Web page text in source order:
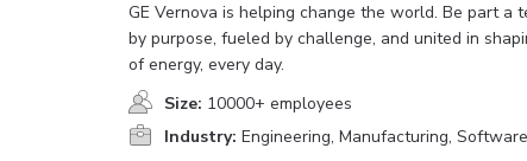
GE Vernova is helping change the world. Be part a
by purpose, fueled by challenge, and united in
of energy, every day.
Size: 10000+ employees
Industry: Engineering, Manufacturing,